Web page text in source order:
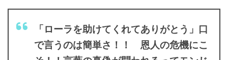
「ローラを助けてくれてありがとう」口
で言うのは簡単さ！！ 恩人の危機にこ